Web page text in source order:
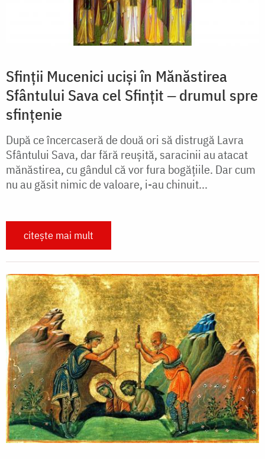
Sfinții Mucenici uciși în Mănăstirea
Sfântului Sava cel Sfințit ‒ drumul spre
sfințenie
După ce încercaseră de două ori să distrugă Lavra
Sfântului Sava, dar fără reușită, saracinii au atacat
mănăstirea, cu gândul că vor fura bogățiile. Dar cum
nu au găsit nimic de valoare, i-au chinuit...
citește mai mult